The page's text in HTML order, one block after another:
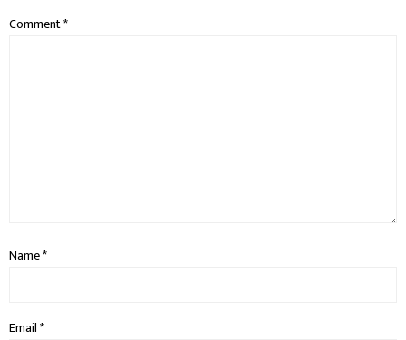
Comment*
Name*
Email*